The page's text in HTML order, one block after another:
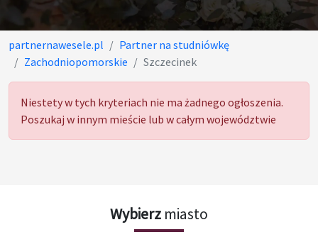
partnernawesele.pl
Partner na studniówkę
Zachodniopomorskie
Szczecinek
Niestety w tych kryteriach nie ma żadnego ogłoszenia.
Poszukaj w innym mieście lub w całym województwie
Wybierz miasto